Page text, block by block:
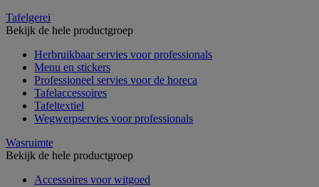
Tafelgerei
Bekijk de hele productgroep
Herbruikbaar servies voor professionals
Menu en stickers
Professioneel servies voor de horeca
Tafelaccessoires
Tafeltextiel
Wegwerpservies voor professionals
Wasruimte
Bekijk de hele productgroep
Accessoires voor witgoed